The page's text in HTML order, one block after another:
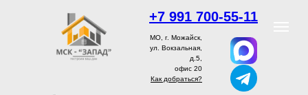
+7 991 700-55-11
МО, г. Можайск,
ул. Вокзальная,
д.5,
офис 20
Как добраться?